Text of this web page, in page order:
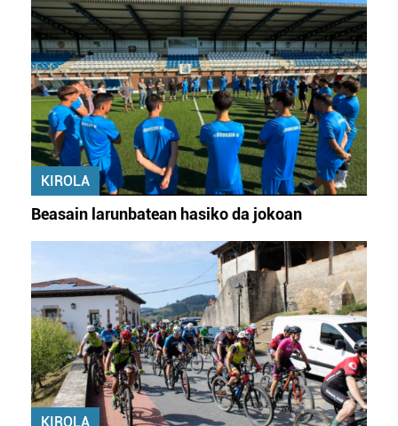
KIROLA
Beasain larunbatean hasiko da jokoan
KIROLA